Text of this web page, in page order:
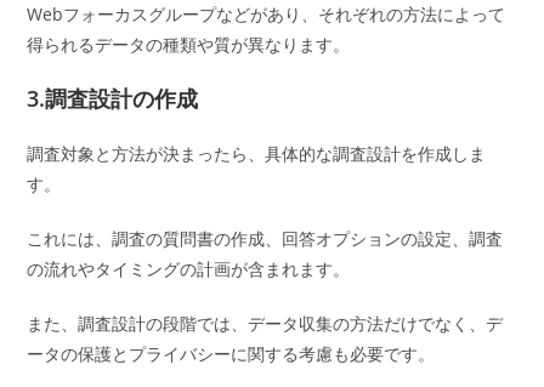
Webフォーカスグループなどがあり、それぞれの方法によって
得られるデータの種類や質が異なります。
3.調査設計の作成
調査対象と方法が決まったら、具体的な調査設計を作成しま
す。
これには、調査の質問書の作成、回答オプションの設定、調査
の流れやタイミングの計画が含まれます。
また、調査設計の段階では、データ収集の方法だけでなく、デ
ータの保護とプライバシーに関する考慮も必要です。